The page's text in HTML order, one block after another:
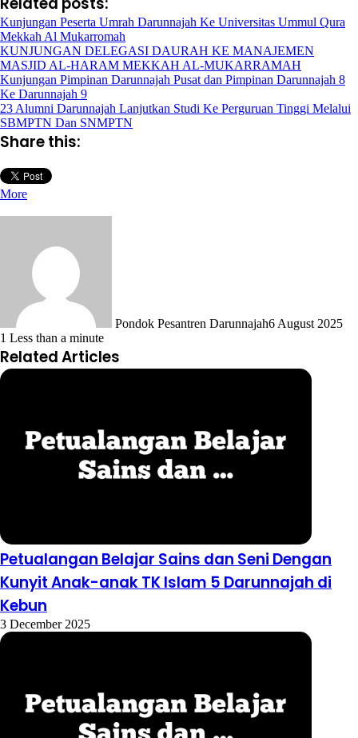
Kunjungan Peserta Umrah Darunnajah Ke Universitas Ummul Qura
Mekkah Al Mukarromah
KUNJUNGAN DELEGASI DAURAH KE MANAJEMEN
MASJID AL-HARAM MEKKAH AL-MUKARRAMAH
Kunjungan Pimpinan Darunnajah Pusat dan Pimpinan Darunnajah 8
Ke Darunnajah 9
23 Alumni Darunnajah Lanjutkan Studi Ke Perguruan Tinggi Melalui
SBMPTN Dan SNMPTN
Share this:
More
Pondok Pesantren Darunnajah6 August 2025
1 Less than a minute
Related Articles
Petualangan Belajar Sains dan Seni Dengan
Kunyit Anak-anak TK Islam 5 Darunnajah di
Kebun
3 December 2025